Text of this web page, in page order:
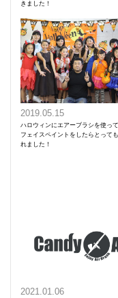
きました！
2019.05.15
ハロウィンにエアーブラシを使っ
フェイスペイントをしたらとって
れました！
2021.01.06